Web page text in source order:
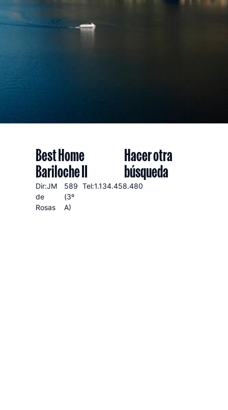
Best Home
Bariloche II
Dir:JM
de
Rosas
589
(3º
A)
Tel:1.134.458.480
Hacer otra
búsqueda